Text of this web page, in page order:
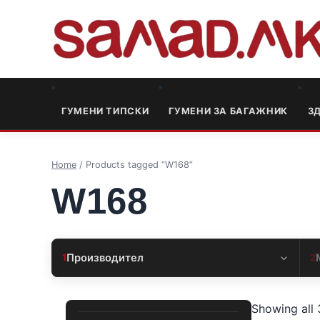
ГУМЕНИ ТИПСКИ ГУМЕНИ ЗА БАГАЖНИК
Home / Products tagged “W168”
W168
1Производител 2
Showing all